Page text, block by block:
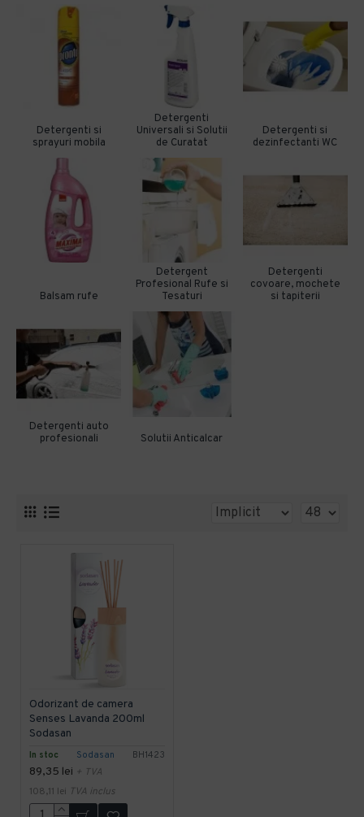
Detergenti si
sprayuri mobila
Detergenti
Universali si Solutii
de Curatat
Detergenti si
dezinfectanti WC
Balsam rufe
Detergent
Profesional Rufe si
Tesaturi
Detergenti
covoare, mochete
si tapiterii
Detergenti auto
profesionali
Solutii Anticalcar
In stoc Sodasan BH1423
Odorizant de camera
Senses Lavanda 200ml
Sodasan
89,35 lei + TVA
108,11 lei TVA inclus